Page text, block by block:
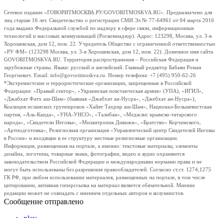
Сетевое издание «ГОВОРИТМОСКВА.РУ/GOVORITMOSKVA.RU». Предназначено для
лиц старше 16 лет. Свидетельство о регистрации СМИ Эл № 77-64961 от 04 марта 2016
года выдано Федеральной службой по надзору в сфере связи, информационных
технологий и массовых коммуникаций (Роскомнадзор). Адрес: 123298, Москва, ул. 3-я
Хорошевская, дом 12, пом. 22. Учредитель Общество с ограниченной ответственностью
«РУ ФМ» (123298 Москва, ул. 3-я Хорошевская, дом 12, пом. 22). Доменное имя сайта
GOVORITMOSKVA.RU. Территория распространения – Российская Федерация и
зарубежные страны. Языки: русский и английский. Главный редактор Бабаян Роман
Георгиевич. Email: info@govoritmoskva.ru. Номер телефона: +7 (495) 950-62-26
*Экстремистские и террористические организации, запрещенные в Российской
Федерации: «Правый сектор», «Украинская повстанческая армия» (УПА), «ИГИЛ»,
«Джабхат Фатх аш-Шам» (бывшая «Джабхат ан-Нусра», «Джебхат ан-Нусра»),
Коалиция исламских группировок «Хайят Тахрир аш-Шам», Национал-Большевистская
партия, «Аль-Каида», «УНА-УНСО», «Талибан», «Меджлис крымско-татарского
народа», «Свидетели Иеговы», «Мизантропик Дивижн», «Братство» Корчинского,
«Артподготовка», Религиозная организация «Управленческий центр Свидетелей Иеговы
в России» и входящие в ее структуру местные религиозные организации.
Информация, размещенная на портале, а именно: текстовые материалы, элементы
дизайна, логотипы, товарные знаки, фотографии, видео и аудио охраняются
законодательством Российской Федерации и международными нормами права и не
могут быть использованы без разрешения правообладателей. Согласно ст.ст. 1274,1275
ГК РФ, при любом использовании материалов, размещенных на портале, в том числе
цитировании, активная гиперссылка на материал является обязательной. Мнение
редакции может не совпадать с мнением отдельных авторов и колумнистов.
Сообщение отправлено